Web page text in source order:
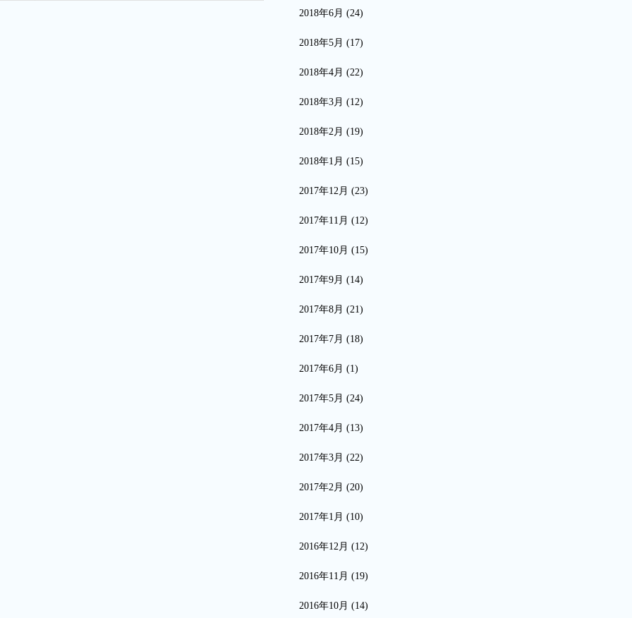
2018年6月 (24)
2018年5月 (17)
2018年4月 (22)
2018年3月 (12)
2018年2月 (19)
2018年1月 (15)
2017年12月 (23)
2017年11月 (12)
2017年10月 (15)
2017年9月 (14)
2017年8月 (21)
2017年7月 (18)
2017年6月 (1)
2017年5月 (24)
2017年4月 (13)
2017年3月 (22)
2017年2月 (20)
2017年1月 (10)
2016年12月 (12)
2016年11月 (19)
2016年10月 (14)